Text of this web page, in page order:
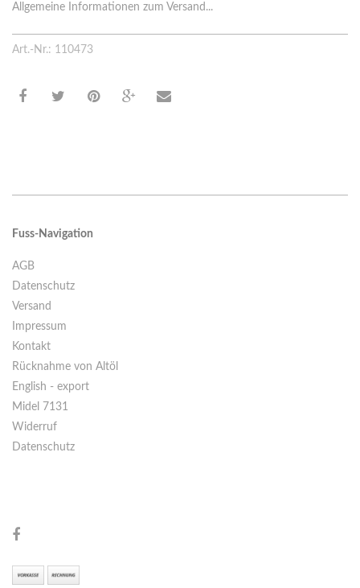
Allgemeine Informationen zum Versand...
Art.-Nr.: 110473
Fuss-Navigation
AGB
Datenschutz
Versand
Impressum
Kontakt
Rücknahme von Altöl
English - export
Midel 7131
Widerruf
Datenschutz